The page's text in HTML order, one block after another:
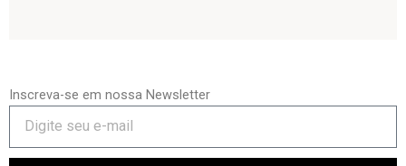
Inscreva-se em nossa Newsletter